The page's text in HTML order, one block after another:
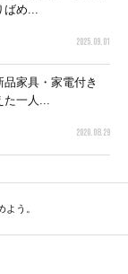
ばめ...
2025.09.01
家具・家電付き
た一人...
2020.08.29
う。